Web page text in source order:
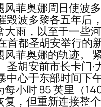
风菲奥娜周日使波
毁波多黎各五年后
雨，以至于一些
首都圣胡安举行的
菲奥娜的轨迹。
圣胡安前市长卡门
中心于东部时间下
小时 85 英里（
，但重新连接整